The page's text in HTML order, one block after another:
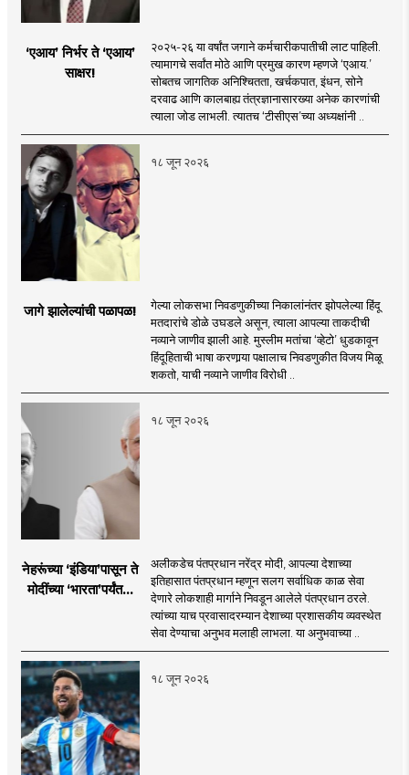
‘एआय’ निर्भर ते ‘एआय’
साक्षर!
२०२५-२६ या वर्षांत जगाने कर्मचारीकपातीची लाट पाहिली.
त्यामागचे सर्वांत मोठे आणि प्रमुख कारण म्हणजे ‘एआय.’
सोबतच जागतिक अनिश्चितता, खर्चकपात, इंधन, सोने
दरवाढ आणि कालबाह्य तंत्रज्ञानासारख्या अनेक कारणांची
त्याला जोड लाभली. त्यातच ‘टीसीएस’च्या अध्यक्षांनी ..
१८ जून २०२६
जागे झालेल्यांची पळापळ!
गेल्या लोकसभा निवडणुकीच्या निकालांनंतर झोपलेल्या हिंदू
मतदारांचे डोळे उघडले असून, त्याला आपल्या ताकदीची
नव्याने जाणीव झाली आहे. मुस्लीम मतांचा ‘व्हेटो’ धुडकावून
हिंदूहिताची भाषा करणार्‍या पक्षालाच निवडणुकीत विजय मिळू
शकतो, याची नव्याने जाणीव विरोधी ..
१८ जून २०२६
नेहरूंच्या ‘इंडिया’पासून ते
मोदींच्या ‘भारता’पर्यंतचा
अलीकडेच पंतप्रधान नरेंद्र मोदी, आपल्या देशाच्या
इतिहासात पंतप्रधान म्हणून सलग सर्वाधिक काळ सेवा
देणारे लोकशाही मार्गाने निवडून आलेले पंतप्रधान ठरले.
त्यांच्या याच प्रवासादरम्यान देशाच्या प्रशासकीय व्यवस्थेत
सेवा देण्याचा अनुभव मलाही लाभला. या अनुभवाच्या ..
१८ जून २०२६